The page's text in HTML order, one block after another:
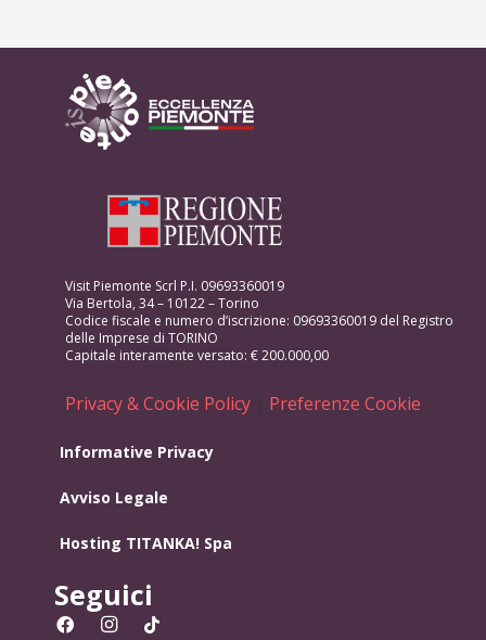
Visit Piemonte Scrl P.I. 09693360019
Via Bertola, 34 – 10122 – Torino
Codice fiscale e numero d’iscrizione: 09693360019 del Registro
delle Imprese di TORINO
Capitale interamente versato: € 200.000,00
Privacy & Cookie Policy | Preferenze Cookie
Informative Privacy
Avviso Legale
Hosting TITANKA! Spa
Seguici